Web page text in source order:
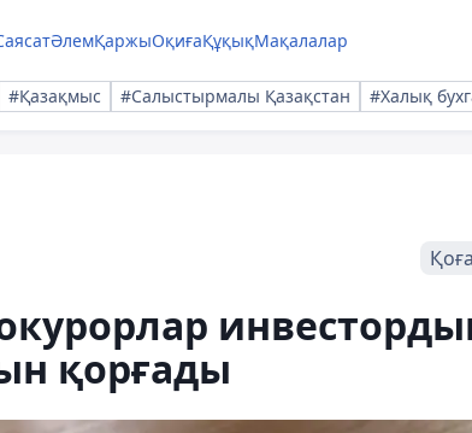
ӘлемҚаржыОқиғаҚұқықМақалалар
#Қазақмыс #Салыстырмалы Қазақстан #Халық
қорғады